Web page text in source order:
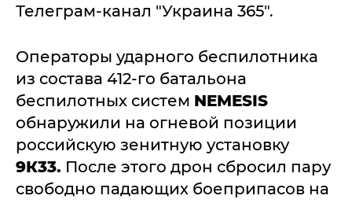
Телеграм-канал "Украина 365".
Операторы ударного беспилотника
из состава 412-го батальона
беспилотных систем NEMESIS
обнаружили на огневой позиции
российскую зенитную установку
9К33. После этого дрон сбросил пару
свободно падающих боеприпасов на